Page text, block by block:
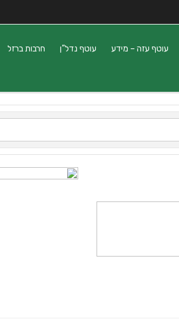
עוטף עזה – מידע עוטף נדל”ן חרבות ברזל